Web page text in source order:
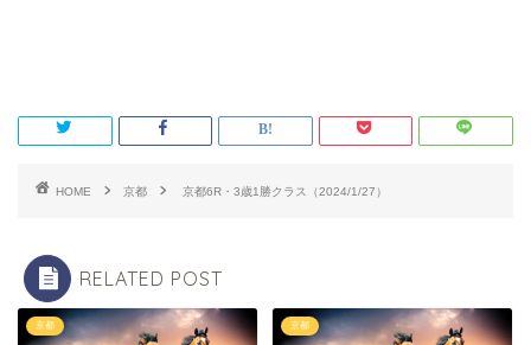
HOME 京都 京都6R・3歳1勝クラス（2024/1/27）
RELATED POST
京都 京都